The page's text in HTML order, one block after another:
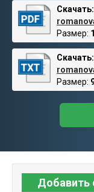
Скачать:
Размер:
Скачать:
Размер:
Добавить